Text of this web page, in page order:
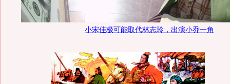
小宋佳极可能取代林志玲，出演小乔一角